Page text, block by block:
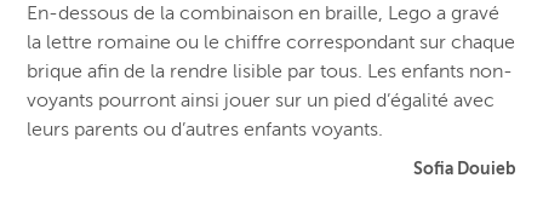
En-dessous de la combinaison en braille, Lego a gravé
la lettre romaine ou le chiffre correspondant sur chaque
brique afin de la rendre lisible par tous. Les enfants non-
voyants pourront ainsi jouer sur un pied d’égalité avec
leurs parents ou d’autres enfants voyants.
Sofia Douieb